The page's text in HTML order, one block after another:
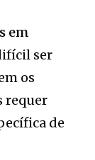
em
ser
os
requer
de